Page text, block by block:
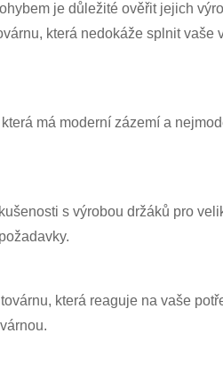
je důležité ověřit jejich
která nedokáže splnit vaše
má moderní zázemí a
s výrobou držáků pro
která reaguje na vaše